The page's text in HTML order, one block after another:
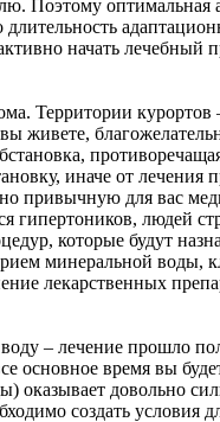
Поэтому
начать
Территории
иначе от лечения
привычную для вас
гипертоников, людей
которые будут
минеральной
лекарственных
– лечение прошло
время вы
оказывает довольно
создать условия